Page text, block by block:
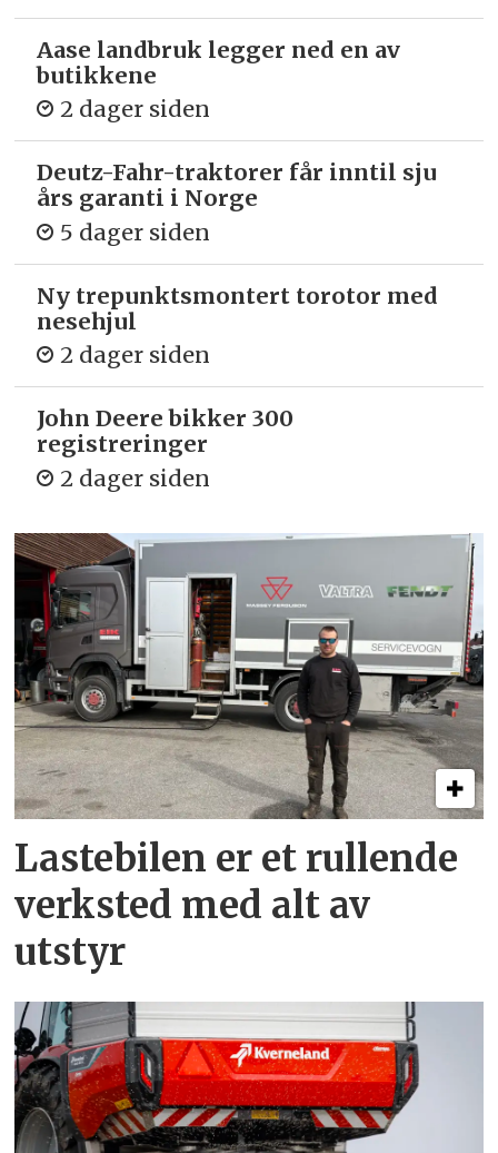
Aase landbruk legger ned en av
butikkene
2 dager siden
Deutz-Fahr-traktorer får inntil sju
års garanti i Norge
5 dager siden
Ny trepunkts­montert torotor med
nesehjul
2 dager siden
John Deere bikker 300
registreringer
2 dager siden
Lastebilen er et rullende
verksted med alt av
utstyr